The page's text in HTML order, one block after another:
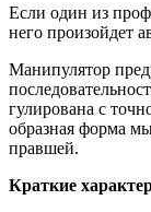
Если один из
него произойдет
Манипулятор
гулирована с
образная форма
правшей.
Краткие